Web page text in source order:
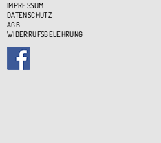
IMPRESSUM
DATENSCHUTZ
AGB
WIDERRUFSBELEHRUNG